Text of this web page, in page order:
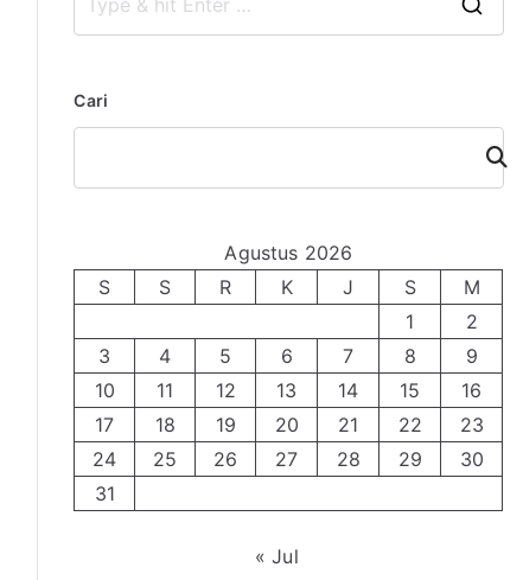
c
h
Cari
Cari
Agustus 2026
S
S R K J S
M
1
2
3
4 5 6 7 8
9
10
11 12 13 14 15
16
17
18 19 20 21 22
23
24
25 26 27 28 29
30
31
« Jul